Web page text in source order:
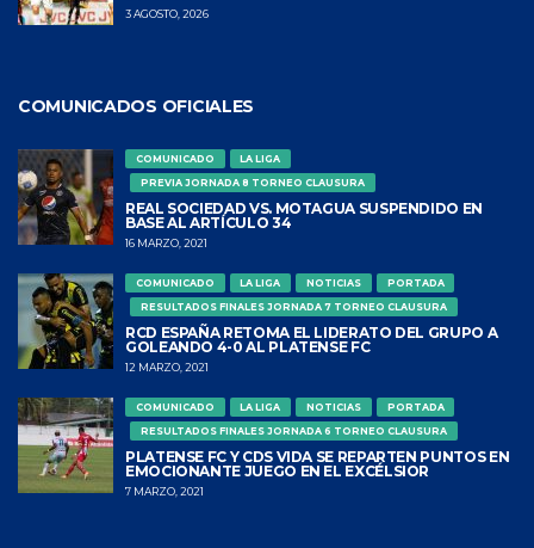
3 AGOSTO, 2026
COMUNICADOS OFICIALES
COMUNICADO
LA LIGA
PREVIA JORNADA 8 TORNEO CLAUSURA
REAL SOCIEDAD VS. MOTAGUA SUSPENDIDO EN
BASE AL ARTÍCULO 34
16 MARZO, 2021
COMUNICADO LA LIGA NOTICIAS
PORTADA
RESULTADOS FINALES JORNADA 7 TORNEO CLAUSURA
RCD ESPAÑA RETOMA EL LIDERATO DEL GRUPO A
GOLEANDO 4-0 AL PLATENSE FC
12 MARZO, 2021
COMUNICADO LA LIGA NOTICIAS
PORTADA
RESULTADOS FINALES JORNADA 6 TORNEO CLAUSURA
PLATENSE FC Y CDS VIDA SE REPARTEN PUNTOS EN
EMOCIONANTE JUEGO EN EL EXCÉLSIOR
7 MARZO, 2021